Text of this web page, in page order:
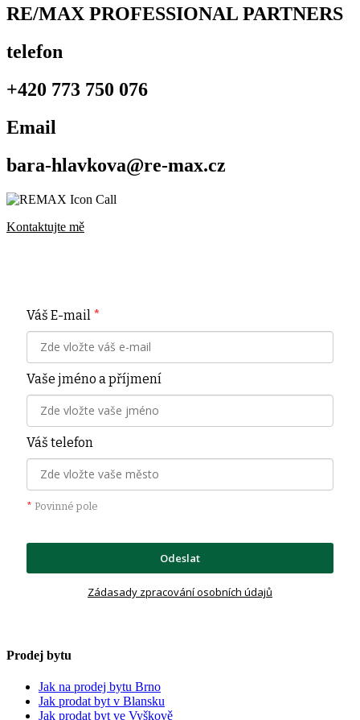
RE/MAX PROFESSIONAL PARTNERS
telefon
+420 773 750 076
Email
bara-hlavkova@re-max.cz
Kontaktujte mě
Váš E-mail *
Vaše jméno a příjmení
Váš telefon
* Povinné pole
Odeslat
Zádasady zpracování osobních údajů
Prodej bytu
Jak na prodej bytu Brno
Jak prodat byt v Blansku
Jak prodat byt ve Vyškově